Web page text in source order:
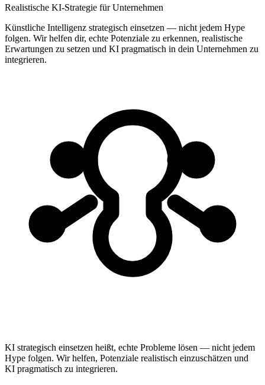
Realistische KI-Strategie für Unternehmen
Künstliche Intelligenz strategisch einsetzen — nicht jedem Hype
folgen. Wir helfen dir, echte Potenziale zu erkennen, realistische
Erwartungen zu setzen und KI pragmatisch in dein Unternehmen zu
integrieren.
KI strategisch einsetzen heißt, echte Probleme lösen — nicht jedem
Hype folgen. Wir helfen, Potenziale realistisch einzuschätzen und
KI pragmatisch zu integrieren.